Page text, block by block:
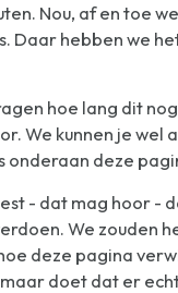
Nou, af en toe
Daar hebben we
hoe lang dit
We kunnen je wel
onderaan deze
- dat mag hoor -
We zouden
deze pagina
doet dat er